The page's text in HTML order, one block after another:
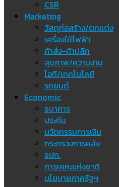
CSR
Marketing
วัสดุก่อสร้าง/ตกแต่ง
เครื่องใช้ไฟฟ้า
ค้าส่ง-ค้าปลีก
สุขภาพ/ความงาม
ไอที/เทคโนโลยี
รถยนต์
Economic
ธนาคาร
ประกัน
นวัตกรรมการเงิน
กระทรวงการคลัง
ธปท.
การเคหะแห่งชาติ
นโยบายภาครัฐฯ